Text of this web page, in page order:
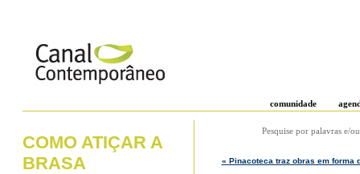
comunidade
COMO ATIÇAR A
BRASA
Pesquise por palavras e/
« Pinacoteca traz obras em forma